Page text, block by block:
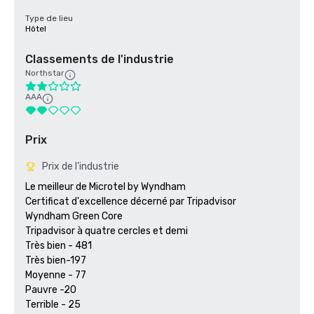
Type de lieu
Hôtel
Classements de l'industrie
Northstar
AAA
Prix
Prix de l'industrie
Le meilleur de Microtel by Wyndham
Certificat d'excellence décerné par Tripadvisor
Wyndham Green Core
Tripadvisor à quatre cercles et demi
Très bien - 481
Très bien-197
Moyenne - 77
Pauvre -20
Terrible - 25